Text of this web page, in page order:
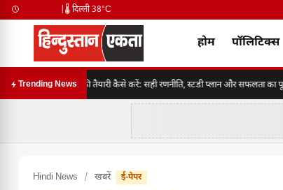
🌡️ दिल्ली 38°C
होम पॉलिटिक्स
Trending News
SSC CGL 2026 की तैयारी कैसे करें: सही रणनीति, स्टडी प्लान और सफलता का पूरा...
Hindi News / खबरें ई-पेपर